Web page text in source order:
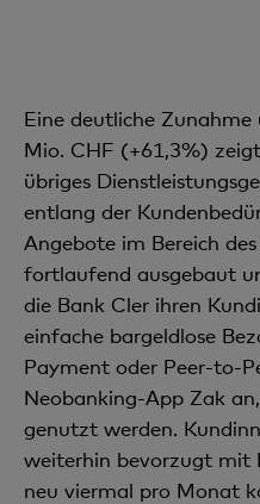
Eine deutliche
Mio. CHF (+61,3%)
übriges
entlang der
Angebote im Bereich
fortlaufend ausgebaut
die Bank Cler ihren
einfache bargeldlose
Payment oder Peer-to-
Neobanking-App Zak
genutzt werden.
weiterhin bevorzugt mit
neu viermal pro Monat